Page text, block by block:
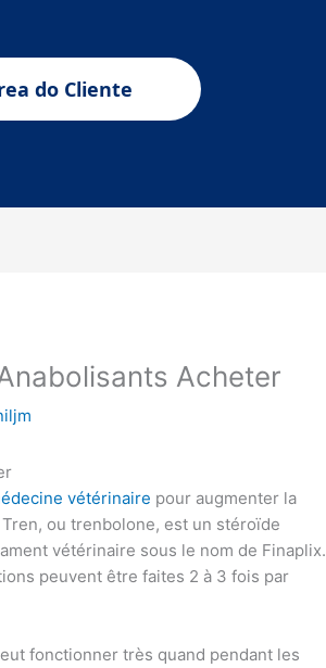
do Cliente
Acheter
vétérinaire pour augmenter la
ou trenbolone, est un stéroïde
vétérinaire sous le nom de Finaplix.
peuvent être faites 2 à 3 fois par
fonctionner très quand pendant les